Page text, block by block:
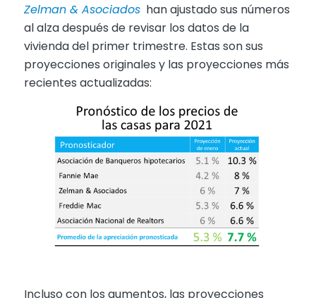
Zelman & Asociadoshan ajustado sus números
al alza después de revisar los datos de la
vivienda del primer trimestre. Estas son sus
proyecciones originales y las proyecciones más
recientes actualizadas:
Incluso con los aumentos, las proyecciones